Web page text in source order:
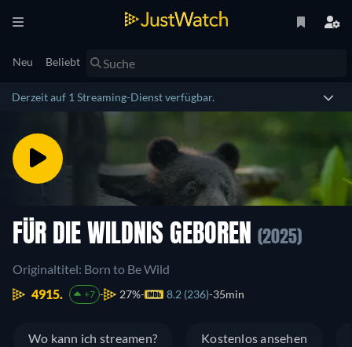
Neu Beliebt
Derzeit auf 1 Streaming-Dienst verfügbar.
FÜR DIE WILDNIS GEBOREN (2025)
Originaltitel: Born to Be Wild
4915.
+7 27% 8.2 (236) 35min
Wo kann ich streamen? Kostenlos ansehen